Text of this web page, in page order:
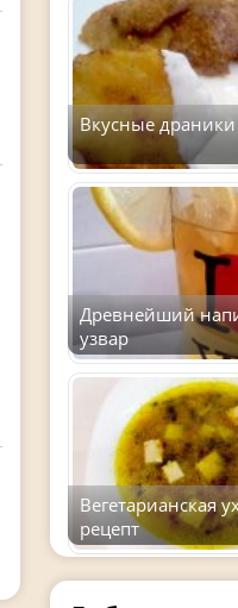
Вкусные
Древнейший
узвар
Вегетарианская
рецепт